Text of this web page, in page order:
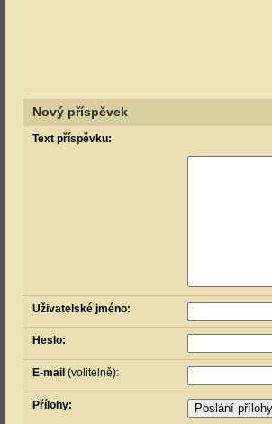
Nový příspěvek
Text příspěvku:
Uživatelské jméno:
Heslo:
E-mail (volitelně):
Přílohy: